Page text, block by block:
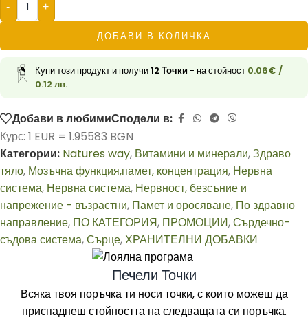
- +
ДОБАВИ В КОЛИЧКА
Купи този продукт и получи12 Точки- на стойност 0.06€ /
0.12 лв.
Добави в любимиСподели в:
Курс: 1 EUR = 1.95583 BGN
Категории: Natures way, Витамини и минерали,Здраво
тяло, Мозъчна функция,памет, концентрация, Нервна
система, Нервна система, Нервност, безсъние и
напрежение - възрастни, Памет и оросяване, По здравно
направление, ПО КАТЕГОРИЯ, ПРОМОЦИИ,Сърдечно-
съдова система,Сърце,ХРАНИТЕЛНИ ДОБАВКИ
Печели Точки
Всяка твоя поръчка ти носи точки, с които можеш да
приспаднеш стойността на следващата си поръчка.